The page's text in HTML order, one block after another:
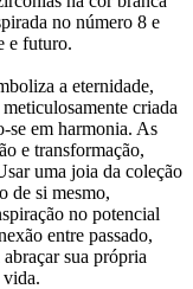
no número 8 e
e futuro.
a eternidade,
criada
se em harmonia. As
e transformação,
uma joia da coleção
de si mesmo,
no potencial
entre passado,
sua própria
vida.